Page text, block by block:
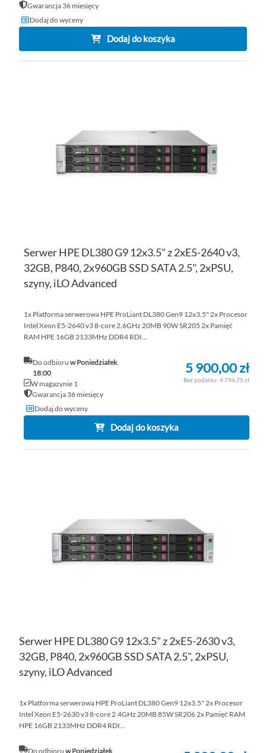
Gwarancja 36 miesięcy
Dodaj do wyceny
Dodaj do koszyka
Serwer HPE DL380 G9 12x3.5" z 2xE5-2640 v3,
32GB, P840, 2x960GB SSD SATA 2.5", 2xPSU,
szyny, iLO Advanced
1x Platforma serwerowa HPE ProLiant DL380 Gen9 12x3.5" 2x Procesor
Intel Xeon E5-2640 v3 8-core 2.6GHz 20MB 90W SR205 2x Pamięć
RAM HPE 16GB 2133MHz DDR4 RDI...
Do odbioruw Poniedziałek
18:00
W magazynie 1
Gwarancja 36 miesięcy
5 900,00 zł
4 796,75 zł
Dodaj do wyceny
Dodaj do koszyka
Serwer HPE DL380 G9 12x3.5" z 2xE5-2630 v3,
32GB, P840, 2x960GB SSD SATA 2.5", 2xPSU,
szyny, iLO Advanced
1x Platforma serwerowa HPE ProLiant DL380 Gen9 12x3.5" 2x Procesor
Intel Xeon E5-2630 v3 8-core 2.4GHz 20MB 85W SR206 2x Pamięć RAM
HPE 16GB 2133MHz DDR4 RDI...
Do odbioru w Poniedziałek